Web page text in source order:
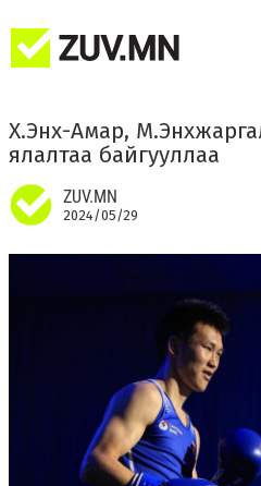
Х.Энх-Амар,
ялалтаа байгууллаа
ZUV.MN
2024/05/29